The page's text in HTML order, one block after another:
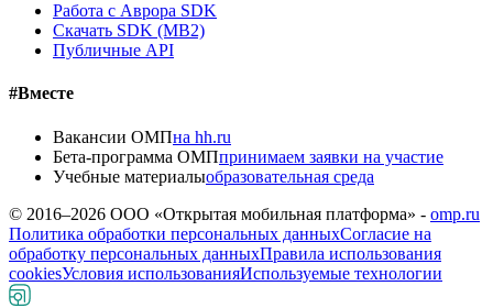
Работа с Аврора SDK
Скачать SDK (MB2)
Публичные API
#Вместе
Вакансии ОМПна hh.ru
Бета-программа ОМПпринимаем заявки на участие
Учебные материалыобразовательная среда
© 2016–2026 ООО «Открытая мобильная платформа» - omp.ru
Политика обработки персональных данныхСогласие на
обработку персональных данныхПравила использования
cookiesУсловия использованияИспользуемые технологии